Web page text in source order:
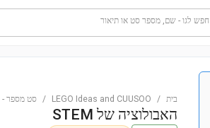
חפש לגו - שם, מספר סט או תיאור
בית /
LEGO Ideas and CUUSOO
/ סט מספר -
האבולוציה של STEM